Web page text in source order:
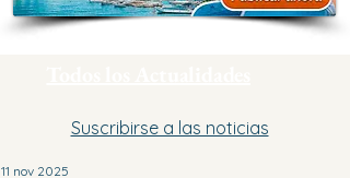
Inicio Publicidad
Suscribirse a las noticias
11 nov 2025